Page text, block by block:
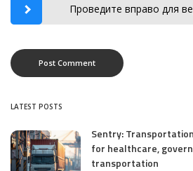
Проведите вправо для
LATEST POSTS
Sentry:
for healthcare,
transportation